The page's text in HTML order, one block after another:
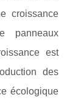
croissance
panneaux
est
des
écologique